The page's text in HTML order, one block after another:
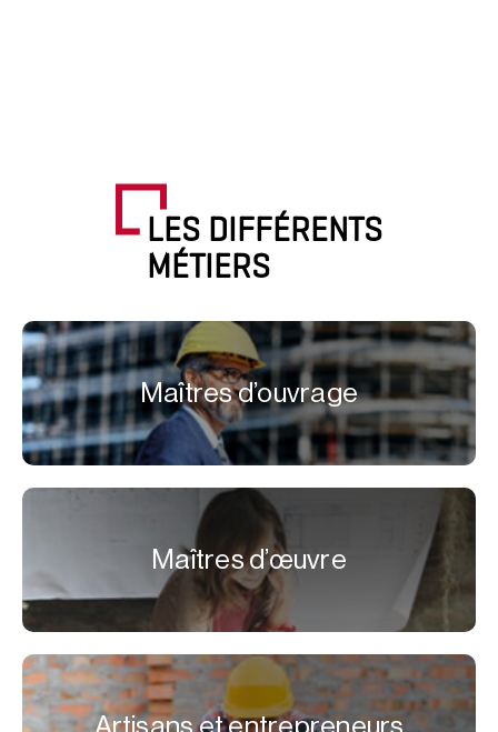
LES DIFFÉRENTS
MÉTIERS
Maîtres d’ouvrage
Maîtres d’œuvre
Artisans et entrepreneurs